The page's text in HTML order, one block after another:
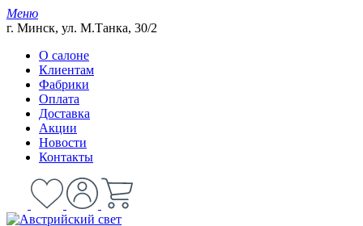
Меню
г. Минск, ул. М.Танка, 30/2
О салоне
Клиентам
Фабрики
Оплата
Доставка
Акции
Новости
Контакты